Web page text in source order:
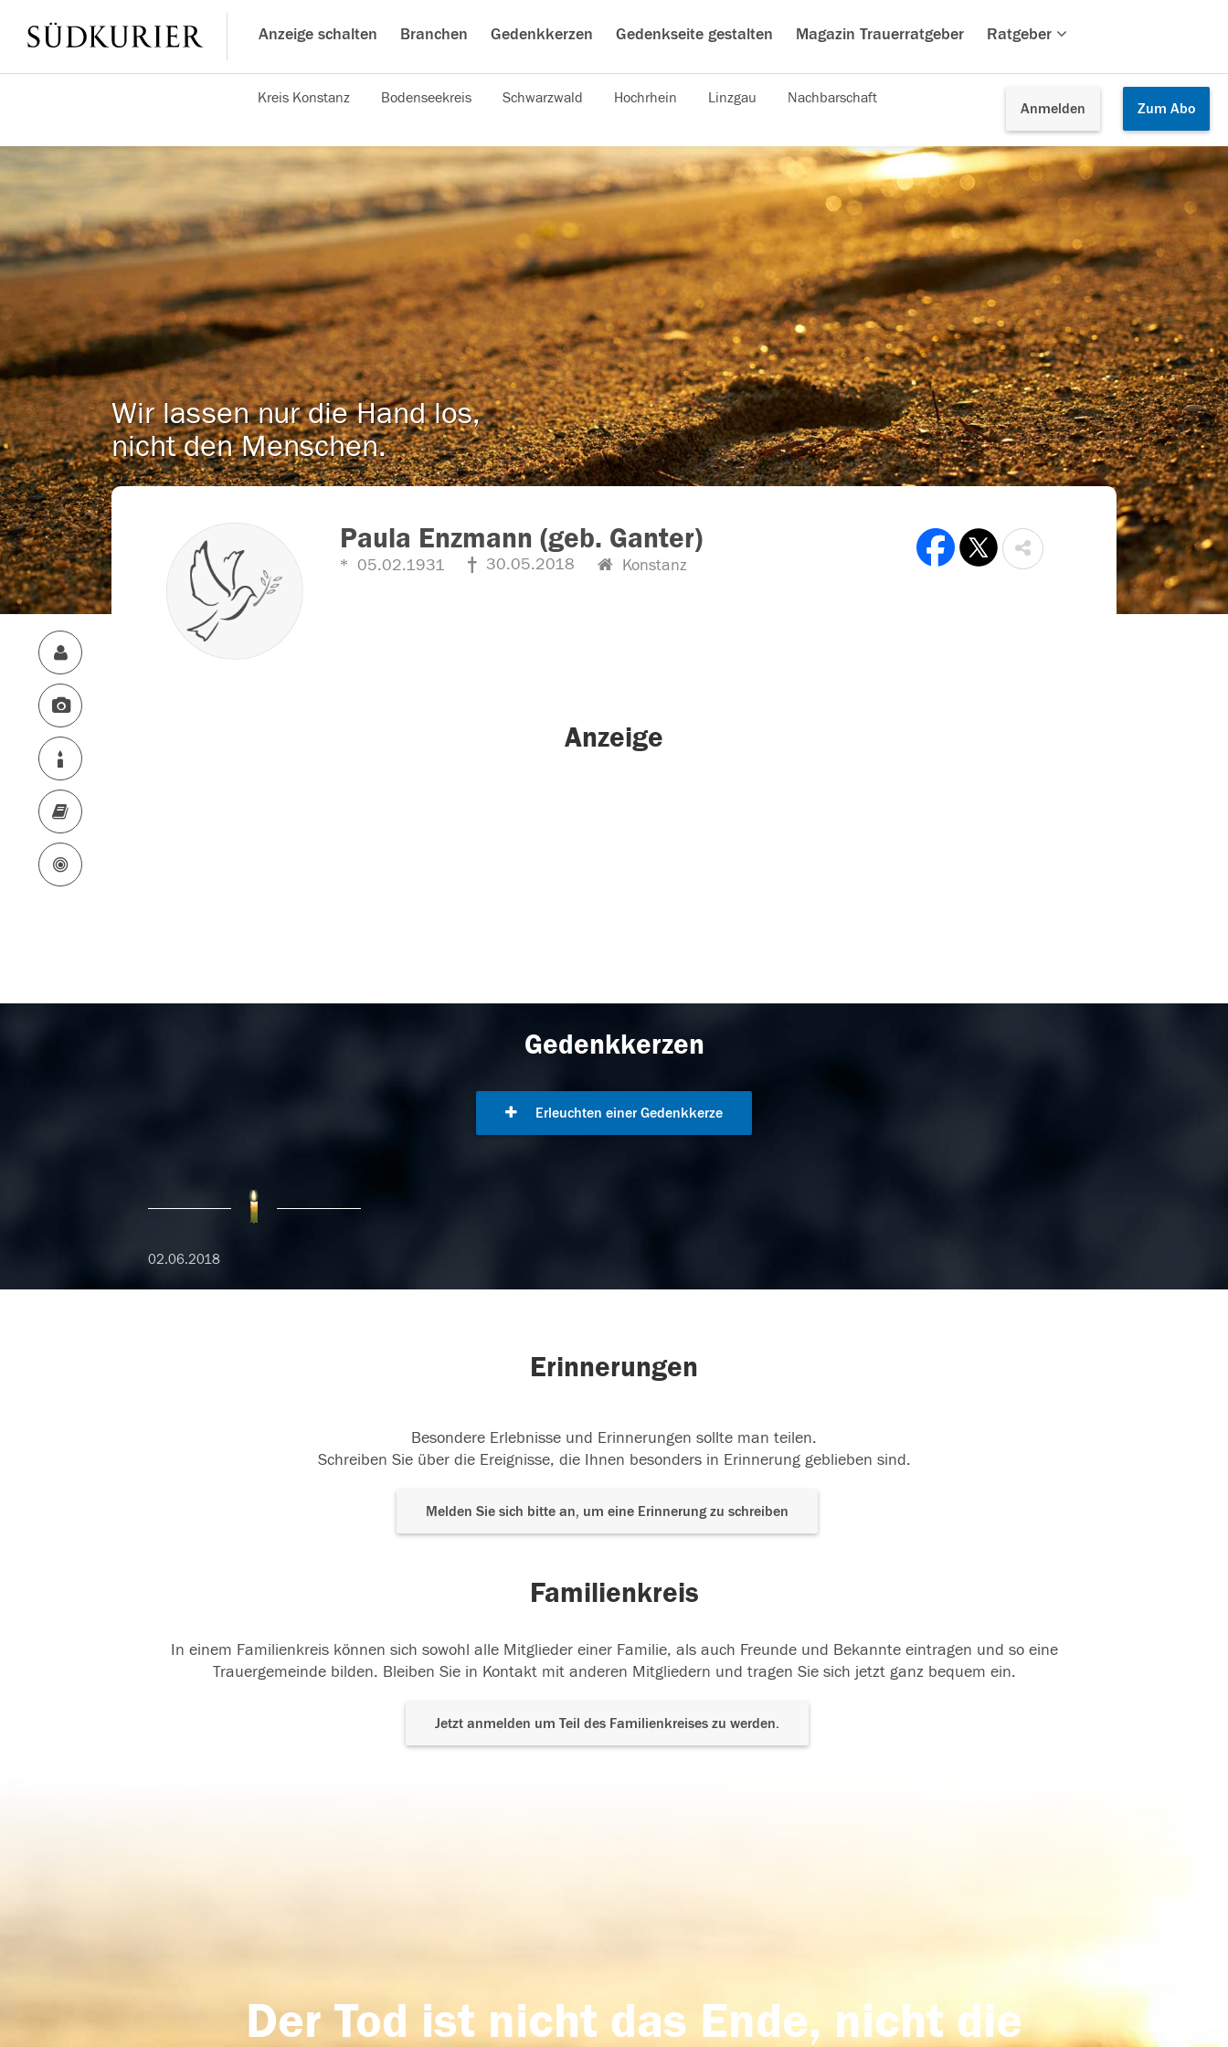
Anzeige schalten Branchen Gedenkkerzen Gedenkseite gestalten Magazin Trauerratgeber Ratgeber
Anmelden Zum Abo
Kreis Konstanz Bodenseekreis Schwarzwald Hochrhein Linzgau Nachbarschaft
Wir lassen nur die Hand los,
nicht den Menschen.
Paula Enzmann (geb. Ganter)
05.02.1931 30.05.2018 Konstanz
Anzeige
Gedenkkerzen
Erleuchten einer Gedenkkerze
02.06.2018
Erinnerungen
Besondere Erlebnisse und Erinnerungen sollte man teilen.
Schreiben Sie über die Ereignisse, die Ihnen besonders in Erinnerung geblieben sind.
Melden Sie sich bitte an, um eine Erinnerung zu schreiben
Familienkreis
In einem Familienkreis können sich sowohl alle Mitglieder einer Familie, als auch Freunde und Bekannte eintragen und so eine
Trauergemeinde bilden. Bleiben Sie in Kontakt mit anderen Mitgliedern und tragen Sie sich jetzt ganz bequem ein.
Jetzt anmelden um Teil des Familienkreises zu werden.
Der Tod ist nicht das Ende, nicht die